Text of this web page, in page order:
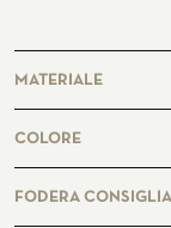
LA
MATERIALE
46%Lana
COLORE
FODERA